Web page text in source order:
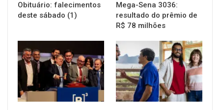
Obituário: falecimentos
deste sábado (1)
Mega-Sena 3036:
resultado do prêmio de
R$ 78 milhões
NOTÍCIAS NOTÍCIAS